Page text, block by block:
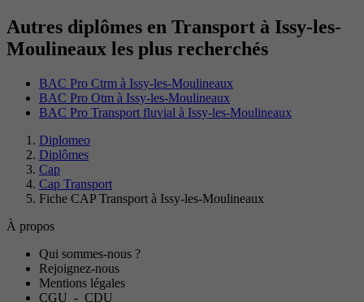
Autres diplômes en Transport à Issy-les-
Moulineaux les plus recherchés
BAC Pro Ctrm à Issy-les-Moulineaux
BAC Pro Otm à Issy-les-Moulineaux
BAC Pro Transport fluvial à Issy-les-Moulineaux
Diplomeo
Diplômes
Cap
Cap Transport
Fiche CAP Transport à Issy-les-Moulineaux
À propos
Qui sommes-nous ?
Rejoignez-nous
Mentions légales
CGU - CDU